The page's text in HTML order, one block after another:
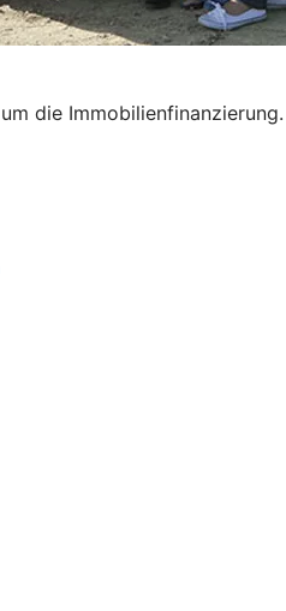
die Immobilienfinanzierung.